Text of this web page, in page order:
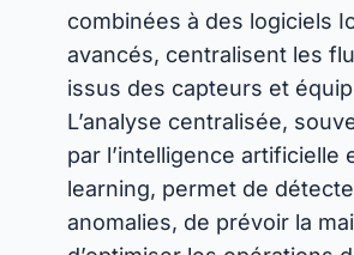
combinées à des logiciels
avancés, centralisent les
issus des capteurs et
L’analyse centralisée,
par l’intelligence artificielle
learning, permet de
anomalies, de prévoir la